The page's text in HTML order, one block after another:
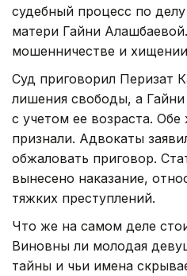
судебный процесс по
матери Гайни
мошенничестве и
Суд приговорил Перизат
лишения свободы, а
с учетом ее возраста.
признали. Адвокаты
обжаловать приговор.
вынесено наказание,
тяжких преступлений.
Что же на самом деле
Виновны ли молодая
тайны и чьи имена